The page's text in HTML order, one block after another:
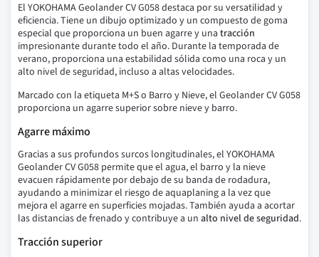
El YOKOHAMA Geolander CV G058 destaca por su versatilidad y
eficiencia. Tiene un dibujo optimizado y un compuesto de goma
especial que proporciona un buen agarre y una tracción
impresionante durante todo el año. Durante la temporada de
verano, proporciona una estabilidad sólida como una roca y un
alto nivel de seguridad, incluso a altas velocidades.
Marcado con la etiqueta M+S o Barro y Nieve, el Geolander CV G058
proporciona un agarre superior sobre nieve y barro.
Agarre máximo
Gracias a sus profundos surcos longitudinales, el YOKOHAMA
Geolander CV G058 permite que el agua, el barro y la nieve
evacuen rápidamente por debajo de su banda de rodadura,
ayudando a minimizar el riesgo de aquaplaning a la vez que
mejora el agarre en superficies mojadas. También ayuda a acortar
las distancias de frenado y contribuye a un alto nivel de seguridad.
Tracción superior